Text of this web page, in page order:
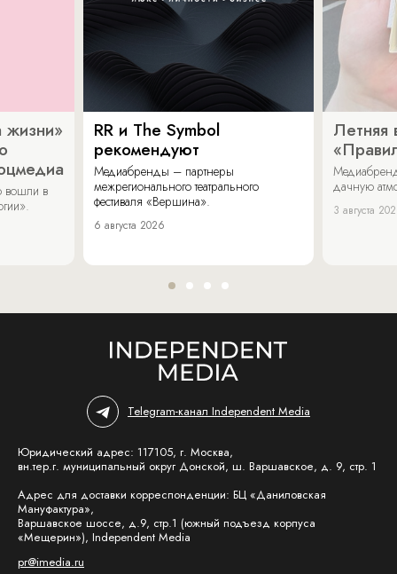
жизни»
вошли в
RR и The Symbol
рекомендуют
Медиабренды – партнеры
межрегионального театрального
фестиваля «Вершина».
6 августа 2026
Летняя
дачную
3 августа
Telegram-канал Independent Media
Юридический адрес: 117105, г. Москва,
вн.тер.г. муниципальный округ Донской, ш. Варшавское, д. 9, стр. 1
Адрес для доставки корреспонденции: БЦ «Даниловская
Мануфактура»,
Варшавское шоссе, д.9, стр.1 (южный подъезд корпуса
«Мещерин»), Independent Media
pr@imedia.ru